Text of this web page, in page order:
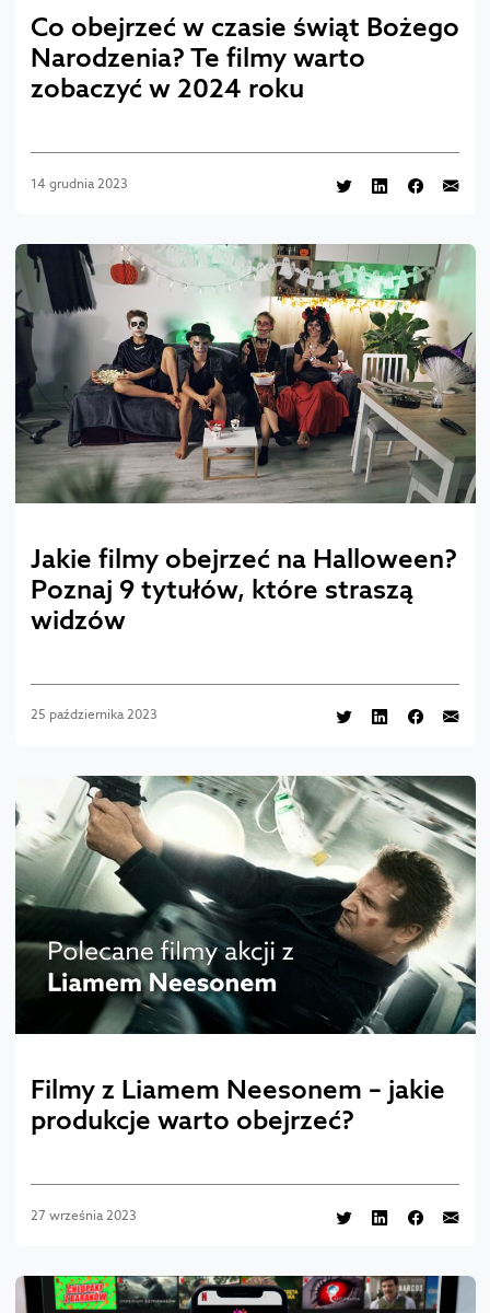
Co obejrzeć w czasie świąt Bożego
Narodzenia? Te filmy warto
zobaczyć w 2024 roku
14 grudnia 2023
Jakie filmy obejrzeć na Halloween?
Poznaj 9 tytułów, które straszą
widzów
25 października 2023
Filmy z Liamem Neesonem – jakie
produkcje warto obejrzeć?
27 września 2023